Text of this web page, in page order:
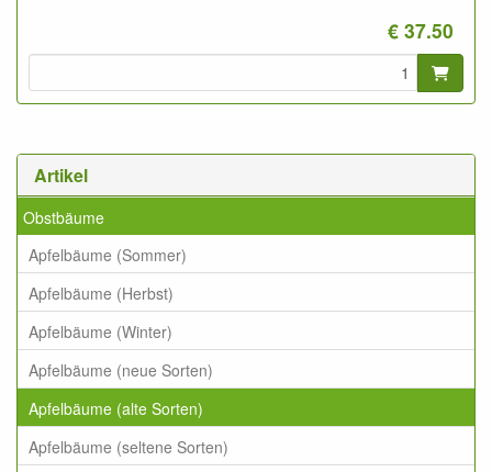
Artikel
Obstbäume
Apfelbäume (Sommer)
Apfelbäume (Herbst)
Apfelbäume (Winter)
Apfelbäume (neue Sorten)
Apfelbäume (alte Sorten)
Apfelbäume (seltene Sorten)
€ 37.50